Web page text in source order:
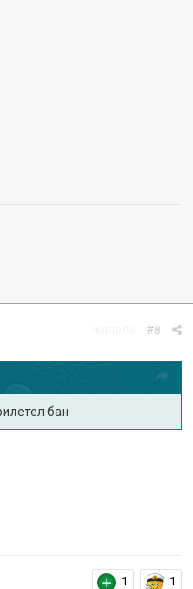
#8
бан
1 1